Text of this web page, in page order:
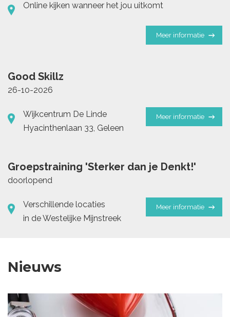
Online kijken wanneer het jou uitkomt
Meer informatie
Good Skillz
26-10-2026
Wijkcentrum De Linde
Hyacinthenlaan 33, Geleen
Meer informatie
Groepstraining 'Sterker dan je Denkt!'
doorlopend
Verschillende locaties
in de Westelijke Mijnstreek
Meer informatie
Nieuws